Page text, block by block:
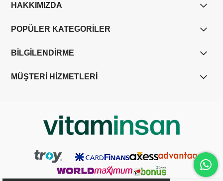
HAKKIMIZDA
POPÜLER KATEGORİLER
BİLGİLENDİRME
MÜŞTERİ HİZMETLERİ